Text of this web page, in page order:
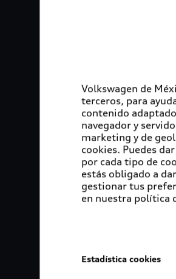
Volkswagen de
terceros, para
contenido
navegador y
marketing y de
cookies. Puedes
por cada tipo de
estás obligado a
gestionar tus
en nuestra política
Estadística cookies